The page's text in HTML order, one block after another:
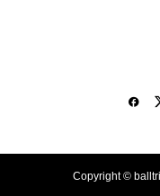
Copyright ©